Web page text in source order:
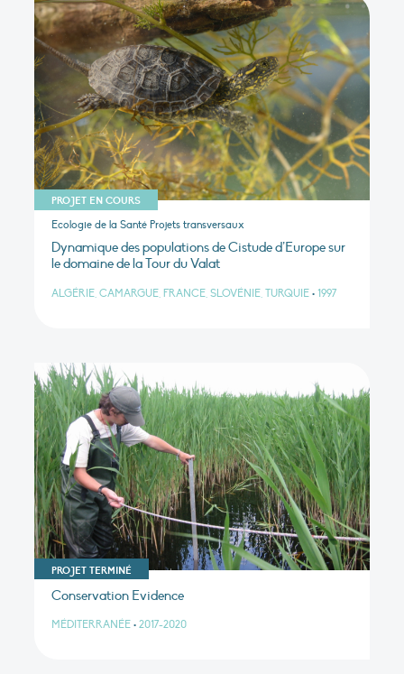
PROJET EN COURS
Ecologie de la Santé Projets transversaux
Dynamique des populations de Cistude d’Europe sur
le domaine de la Tour du Valat
ALGÉRIE, CAMARGUE, FRANCE, SLOVÉNIE, TURQUIE • 1997
PROJET TERMINÉ
Conservation Evidence
MÉDITERRANÉE • 2017-2020